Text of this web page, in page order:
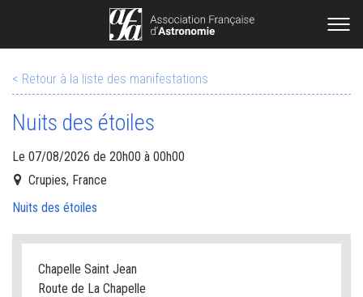
< Retour à la liste des manifestations
Nuits des étoiles
Le 07/08/2026 de 20h00 à 00h00
Crupies, France
Nuits des étoiles
Chapelle Saint Jean
Route de La Chapelle